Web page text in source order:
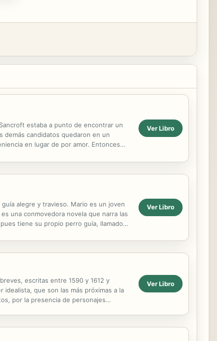
estaba a punto de encontrar un
demás candidatos quedaron en un
en lugar de por amor. Entonces
Ver Libro
alegre y travieso. Mario es un joven
una conmovedora novela que narra las
tiene su propio perro guía, llamado
Ver Libro
escritas entre 1590 y 1612 y
idealista, que son las más próximas a la
por la presencia de personajes
Ver Libro